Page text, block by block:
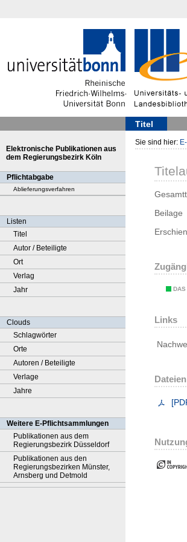
Titel
Elektronische Publikationen aus
dem Regierungsbezirk Köln
Pflichtabgabe
Ablieferungsverfahren
Listen
Titel
Autor / Beteiligte
Ort
Verlag
Jahr
Clouds
Schlagwörter
Orte
Autoren / Beteiligte
Verlage
Jahre
Weitere E-Pflichtsammlungen
Publikationen aus dem
Regierungsbezirk Düsseldorf
Publikationen aus den
Regierungsbezirken Münster,
Arnsberg und Detmold
Sie sind hier:
Beilage
DAS
Links
Dateien
[